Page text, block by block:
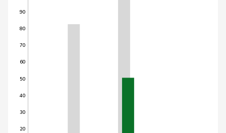
20
30
40
50
60
70
80
90